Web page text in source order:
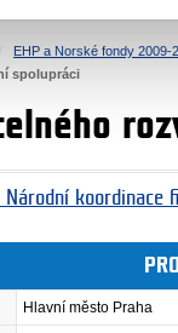
EHP a Norské fondy 2009-
spolupráci
koordinace
Hlavní město Praha